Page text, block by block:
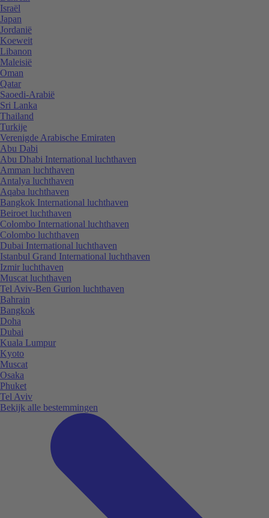
Israël
Japan
Jordanië
Koeweit
Libanon
Maleisië
Oman
Qatar
Saoedi-Arabië
Sri Lanka
Thailand
Turkije
Verenigde Arabische Emiraten
Abu Dabi
Abu Dhabi International luchthaven
Amman luchthaven
Antalya luchthaven
Aqaba luchthaven
Bangkok International luchthaven
Beiroet luchthaven
Colombo International luchthaven
Colombo luchthaven
Dubai International luchthaven
Istanbul Grand International luchthaven
Izmir luchthaven
Muscat luchthaven
Tel Aviv-Ben Gurion luchthaven
Bahrain
Bangkok
Doha
Dubai
Kuala Lumpur
Kyoto
Muscat
Osaka
Phuket
Tel Aviv
Bekijk alle bestemmingen